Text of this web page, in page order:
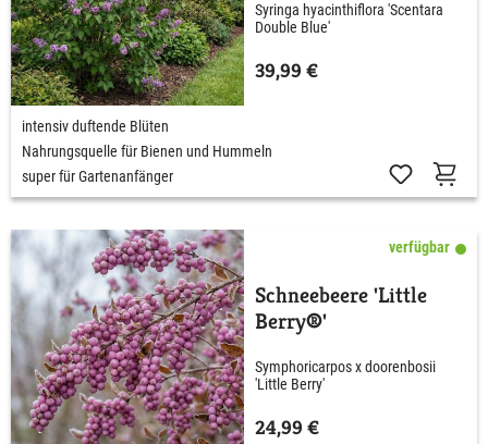
Blue'
Syringa hyacinthiflora 'Scentara
Double Blue'
39,99 €
intensiv duftende Blüten
Nahrungsquelle für Bienen und Hummeln
super für Gartenanfänger
verfügbar
Schneebeere 'Little
Berry®'
Symphoricarpos x doorenbosii
'Little Berry'
24,99 €